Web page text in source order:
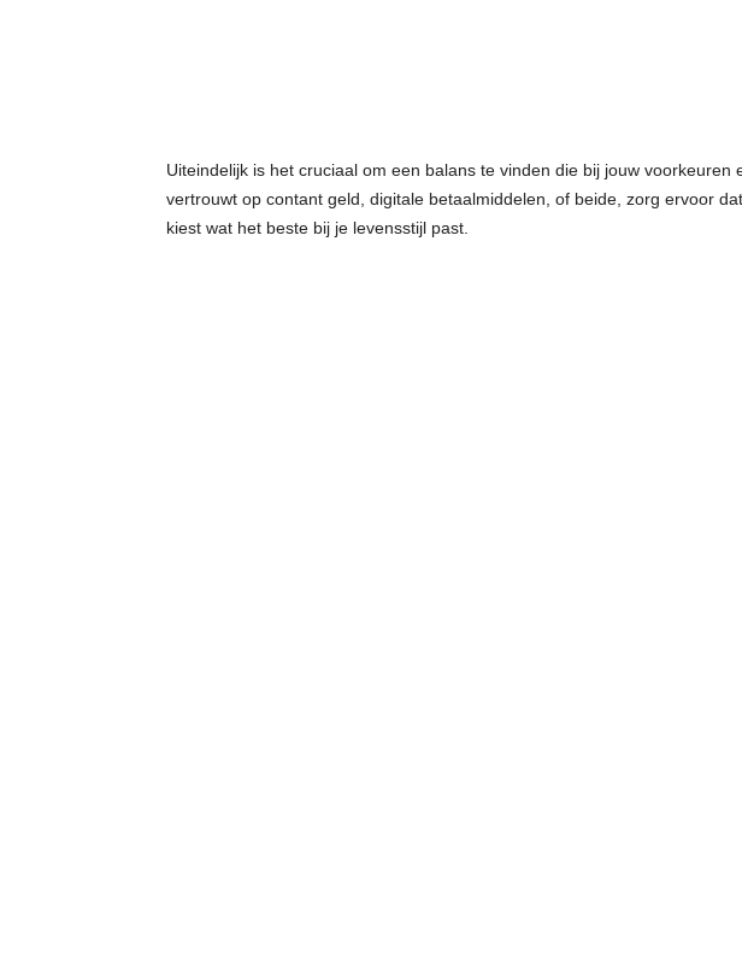
Uiteindelijk is het cruciaal om een balans te vinden die bij jouw voorkeuren
vertrouwt op contant geld, digitale betaalmiddelen, of beide, zorg ervoor
kiest wat het beste bij je levensstijl past.